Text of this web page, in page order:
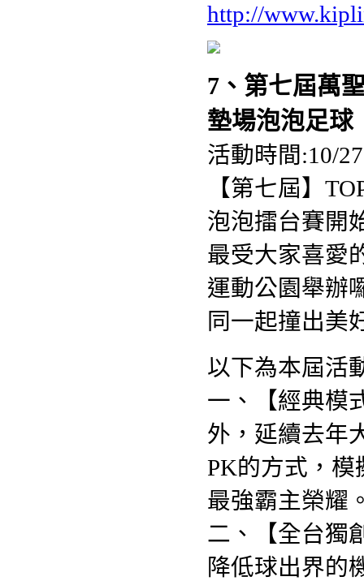
http://
7、第七屆萬
墊場泡泡足球
活動時間:10/
【第七屆】
泡泡擂台賽開
最受大家喜愛
運動公園舉辦
同一起撞出美
以下為本屆活
一、【經典模
外，延續去年
PK的方式，
最強霸主榮耀
二、【全台獨
降低球出界的